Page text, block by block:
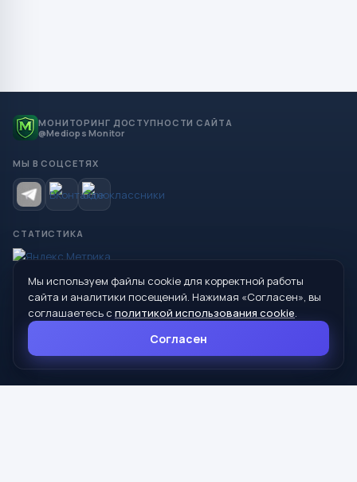
МОНИТОРИНГ ДОСТУПНОСТИ САЙТА
@Mediops Monitor
МЫ В СОЦСЕТЯХ
СТАТИСТИКА
© 2026 Управление образования Администрации МО
Сухой Лог
624800, Свердловская область, г. Сухой Лог, ул. Кирова, дом 7
8 (34373) 4-33-85
Мы используем файлы cookie для корректной работы
сайта и аналитики посещений. Нажимая «Согласен», вы
соглашаетесь с политикой использования cookie.
Согласен